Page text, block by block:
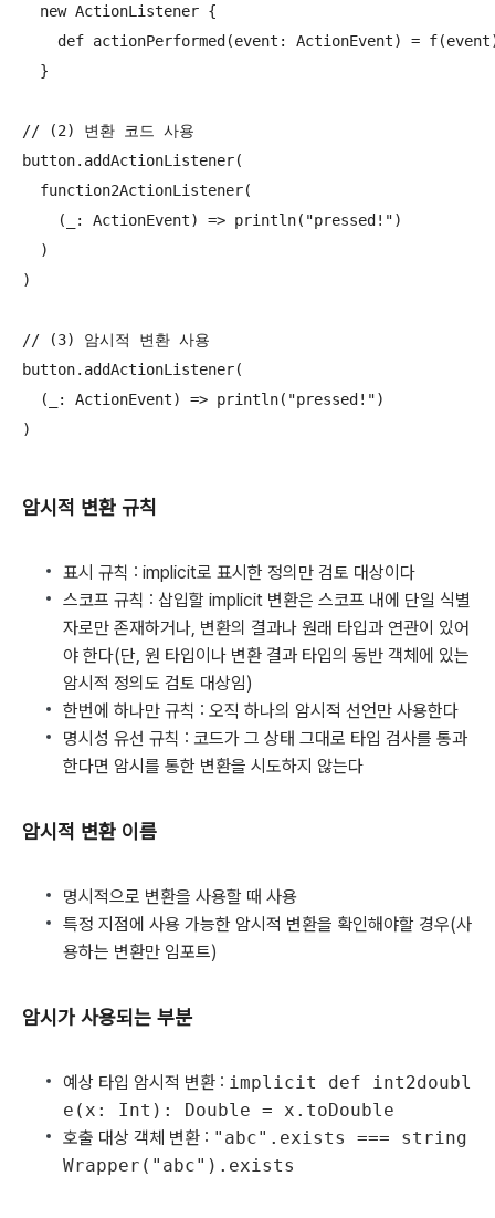
  new ActionListener {
def actionPerformed(event: ActionEvent) =
  }
// (2) 변환 코드 사용
button.addActionListener(
  function2ActionListener(
    (_: ActionEvent) => println("pressed!")
  )
)
// (3) 암시적 변환 사용
button.addActionListener(
  (_: ActionEvent) => println("pressed!")
암시적 변환 규칙
표시 규칙 : implicit로 표시한 정의만 검토 대상이다
스코프 규칙 : 삽입할 implicit 변환은 스코프 내에 단일 식별
자로만 존재하거나, 변환의 결과나 원래 타입과 연관이 있어
야 한다(단, 원 타입이나 변환 결과 타입의 동반 객체에 있는
암시적 정의도 검토 대상임)
한번에 하나만 규칙 : 오직 하나의 암시적 선언만 사용한다
명시성 유선 규칙 : 코드가 그 상태 그대로 타입 검사를 통과
한다면 암시를 통한 변환을 시도하지 않는다
암시적 변환 이름
명시적으로 변환을 사용할 때 사용
특정 지점에 사용 가능한 암시적 변환을 확인해야할 경우(사
용하는 변환만 임포트)
암시가 사용되는 부분
예상 타입 암시적 변환 : implicit def int2doubl
e(x: Int): Double = x.toDouble
호출 대상 객체 변환 : "abc".exists === string
Wrapper("abc").exists